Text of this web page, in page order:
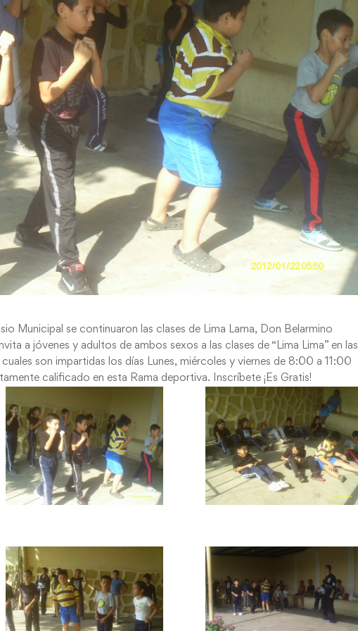
Municipal se continuaron las clases de Lima Lama, Don Belarmino
a jóvenes y adultos de ambos sexos a las clases de “Lima Lima” en las
son impartidas los días Lunes, miércoles y viernes de 8:00 a 11:00
calificado en esta Rama deportiva. Inscríbete ¡Es Gratis!